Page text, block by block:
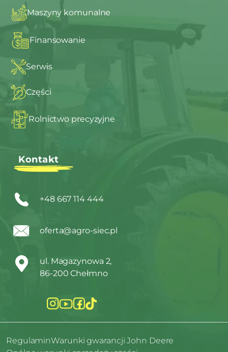
Maszyny komunalne
Finansowanie
Serwis
Części
Rolnictwo precyzyjne
Kontakt
+48 667 114 444
oferta@agro-siec.pl
ul. Magazynowa 2,
86-200 Chełmno
RegulaminWarunki gwarancji John Deere